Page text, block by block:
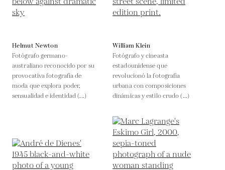
Helmut Newton
Fotógrafo germano-
australiano reconocido por su
provocativa fotografía de
moda que explora poder,
sensualidad e identidad (...)
William Klein
Fotógrafo y cineasta
estadounidense que
revolucionó la fotografía
urbana con composiciones
dinámicas y estilo crudo (...)